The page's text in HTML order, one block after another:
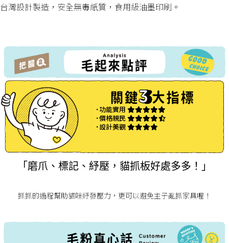
台灣設計製造，安全無毒紙質，食用級油墨印刷。
˙功能實用
˙價格親民
˙設計美觀
「磨爪、標記、紓壓，貓抓板好處多多！」
抓抓的過程幫助貓咪紓發壓力，更可以避免主子亂抓家具喔！